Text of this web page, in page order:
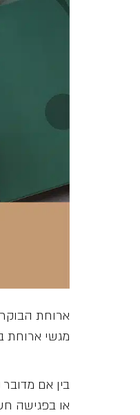
ארוחת
מגשי ארוחת
בין אם
או בפגישה